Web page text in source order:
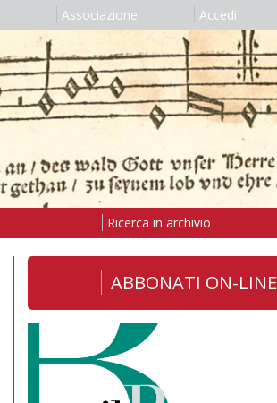
Associazione Accedi
Ricerca in archivio
ABBONATI ON-LINE